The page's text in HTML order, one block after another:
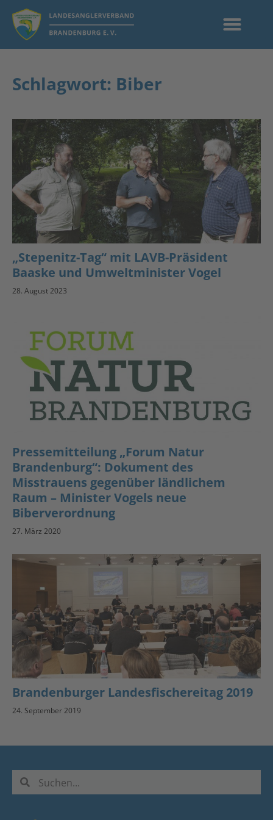
Schlagwort: Biber
„Stepenitz-Tag“ mit LAVB-Präsident
Baaske und Umweltminister Vogel
28. August 2023
Pressemitteilung „Forum Natur
Brandenburg“: Dokument des
Misstrauens gegenüber ländlichem
Raum – Minister Vogels neue
Biberverordnung
27. März 2020
Brandenburger Landesfischereitag 2019
24. September 2019